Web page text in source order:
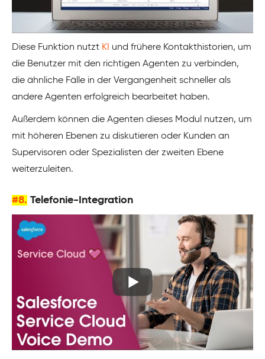
Diese Funktion nutzt KI und frühere Kontakthistorien, um
die Benutzer mit den richtigen Agenten zu verbinden,
die ähnliche Fälle in der Vergangenheit schneller als
andere Agenten erfolgreich bearbeitet haben.
Außerdem können die Agenten dieses Modul nutzen, um
mit höheren Ebenen zu diskutieren oder Kunden an
Supervisoren oder Spezialisten der zweiten Ebene
weiterzuleiten.
#8. Telefonie-Integration